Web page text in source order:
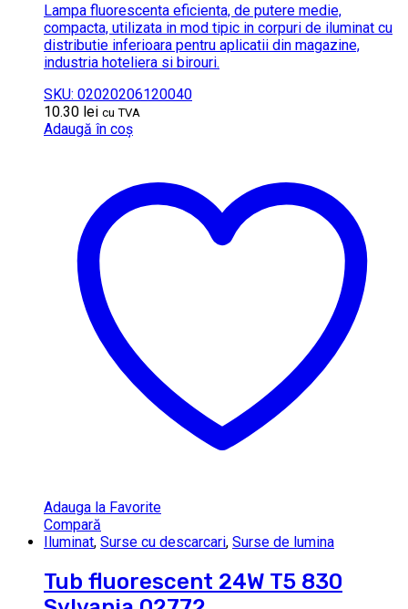
Lampa fluorescenta eficienta, de putere medie,
compacta, utilizata in mod tipic in corpuri de iluminat cu
distributie inferioara pentru aplicatii din magazine,
industria hoteliera si birouri.
SKU: 02020206120040
10.30 lei cu TVA
Adaugă în coș
Adauga la Favorite
Compară
Iluminat, Surse cu descarcari, Surse de lumina
Tub fluorescent 24W T5 830